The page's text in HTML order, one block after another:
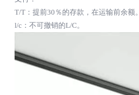
T/T：提前30％的存款，在运输前余额。
l/c：不可撤销的L/C。